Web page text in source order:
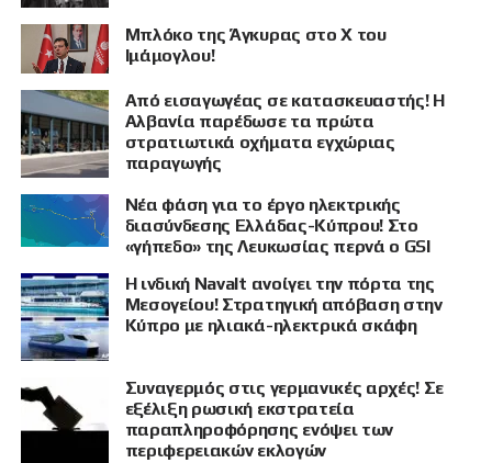
ΠΡΟΒΟΛΗ
Μπλόκο της Άγκυρας στο X του
Ιμάμογλου!
Από εισαγωγέας σε κατασκευαστής! Η
Αλβανία παρέδωσε τα πρώτα
στρατιωτικά οχήματα εγχώριας
παραγωγής
Νέα φάση για το έργο ηλεκτρικής
διασύνδεσης Ελλάδας-Κύπρου! Στο
«γήπεδο» της Λευκωσίας περνά ο GSI
Η ινδική Navalt ανοίγει την πόρτα της
Μεσογείου! Στρατηγική απόβαση στην
Κύπρο με ηλιακά-ηλεκτρικά σκάφη
Συναγερμός στις γερμανικές αρχές! Σε
εξέλιξη ρωσική εκστρατεία
παραπληροφόρησης ενόψει των
περιφερειακών εκλογών